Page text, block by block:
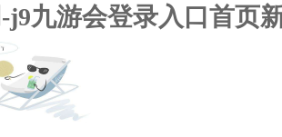
j9九游会登录入口首页